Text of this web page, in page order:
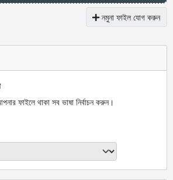
নমুনা ফাইল যোগ করুন
ফাইলে থাকা সব ভাষা নির্বাচন করুন।